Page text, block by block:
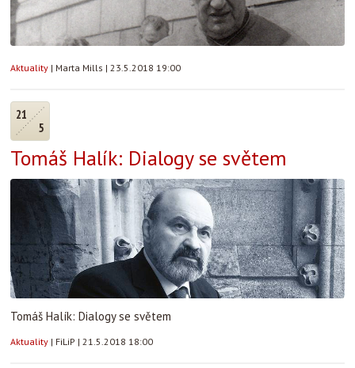
Aktuality | Marta Mills | 23.5.2018 19:00
21
5
Tomáš Halík: Dialogy se světem
Tomáš Halík: Dialogy se světem
Aktuality | FiLiP | 21.5.2018 18:00